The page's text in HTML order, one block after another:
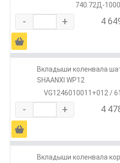
740.72Д-
- + 4
Ä
Вкладыши коленвала
SHAANXI WP12
VG1246010011+012 /
- + 4
Ä
Вкладыши коленвала